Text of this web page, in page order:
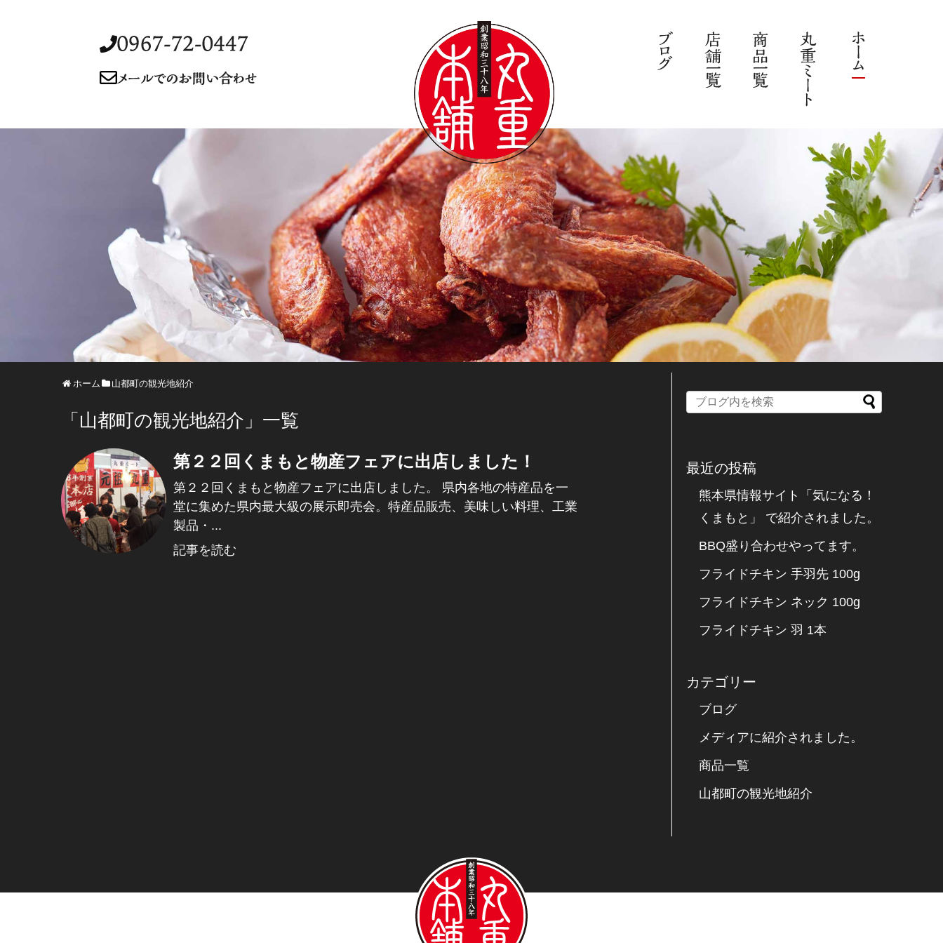
ホーム 山都町の観光地紹介
「 山都町の観光地紹介 」 一覧
第２２回くまもと物産フェアに出店しました！
第２２回くまもと物産フェアに出店しました。 県内各地の特産品を一
堂に集めた県内最大級の展示即売会。特産品販売、美味しい料理、工業
製品・...
記事を読む
最近の投稿
熊本県情報サイト「気になる！
くまもと」 で紹介されました。
BBQ盛り合わせやってます。
フライドチキン 手羽先 100g
フライドチキン ネック 100g
フライドチキン 羽 1本
カテゴリー
ブログ
メディアに紹介されました。
商品一覧
山都町の観光地紹介